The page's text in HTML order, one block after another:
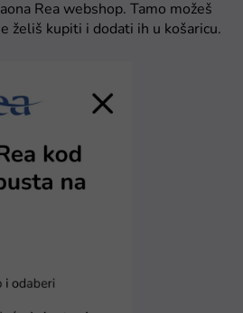
Rea webshop. Tamo možeš
želiš kupiti i dodati ih u košaricu.